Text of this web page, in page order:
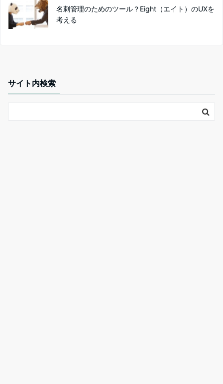
名刺管理のためのツール？Eight（エイト）のUXを
考える
サイト内検索